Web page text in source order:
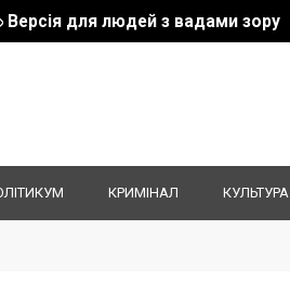
Версія для людей з вадами зору
КРИМІНАЛ КУЛЬТУРА